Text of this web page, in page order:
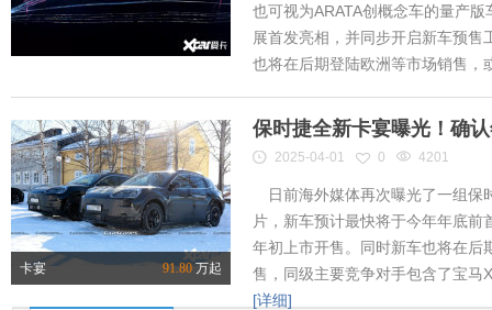
也可视为ARATA创概念车的量产
展首发亮相，并同步开启新车预售
也将在后期登陆欧洲等市场销售，
卡宴 91.80万起
保时捷全新卡宴曝光！确
2025-04-01 0 4201
日前海外媒体再次曝光了一组保
片，新车预计最快将于今年年底
年初上市开售。同时新车也将在后
售，同级主要竞争对手包含了宝马
[详细]